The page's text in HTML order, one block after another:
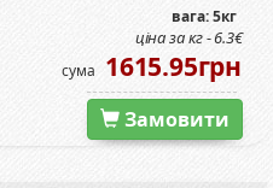
вага: 5кг
ціна за кг - 6.3€
сума 1615.95грн
Замовити